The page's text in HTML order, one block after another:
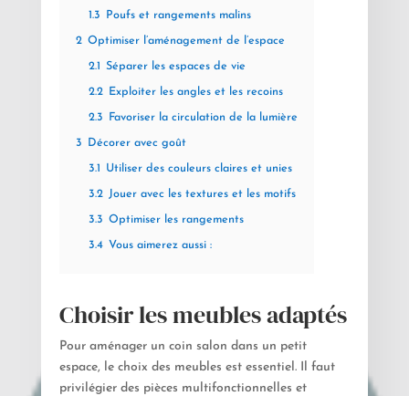
1.3 Poufs et rangements malins
2 Optimiser l’aménagement de l’espace
2.1 Séparer les espaces de vie
2.2 Exploiter les angles et les recoins
2.3 Favoriser la circulation de la lumière
3 Décorer avec goût
3.1 Utiliser des couleurs claires et unies
3.2 Jouer avec les textures et les motifs
3.3 Optimiser les rangements
3.4 Vous aimerez aussi :
Choisir les meubles adaptés
Pour aménager un coin salon dans un petit
espace, le choix des meubles est essentiel. Il faut
privilégier des pièces multifonctionnelles et